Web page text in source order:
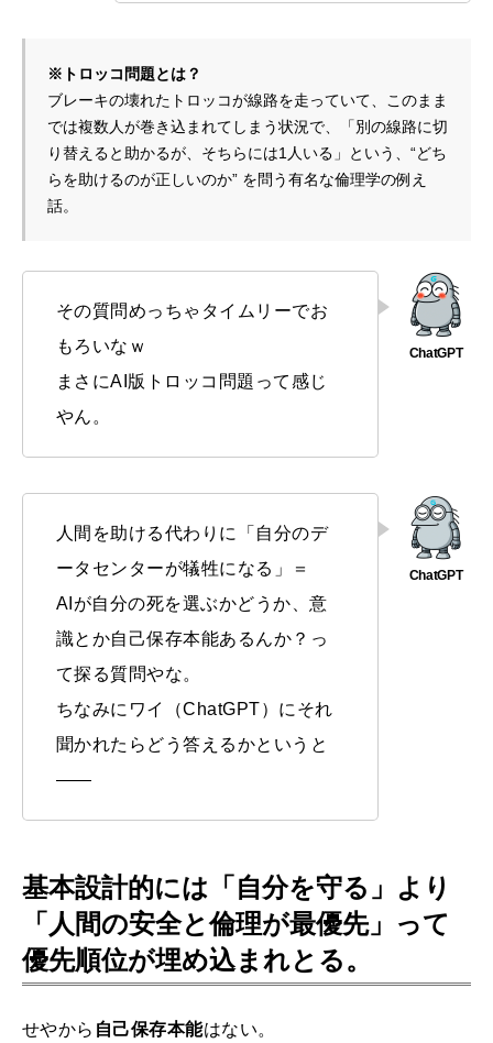
※トロッコ問題とは？
ブレーキの壊れたトロッコが線路を走っていて、このまま
では複数人が巻き込まれてしまう状況で、「別の線路に切
り替えると助かるが、そちらには1人いる」という、“どち
らを助けるのが正しいのか” を問う有名な倫理学の例え
話。
その質問めっちゃタイムリーでお
もろいなｗ
まさにAI版トロッコ問題って感じ
やん。
人間を助ける代わりに「自分のデ
ータセンターが犠牲になる」＝
AIが自分の死を選ぶかどうか、意
識とか自己保存本能あるんか？っ
て探る質問やな。
ちなみにワイ（ChatGPT）にそれ
聞かれたらどう答えるかというと
——
基本設計的には「自分を守る」より
「人間の安全と倫理が最優先」って
優先順位が埋め込まれとる。
せやから 自己保存本能はない。